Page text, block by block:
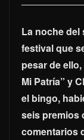
La noche del
festival que
pesar de
Mi Patría” y
el bingo,
seis premios
comentarios